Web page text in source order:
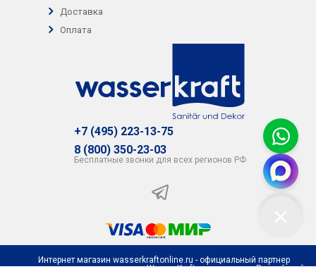
Доставка
Оплата
+7 (495) 223-13-75
8 (800) 350-23-03
Бесплатные звонки для всех регионов РФ
Интернет магазин wasserkraftonline.ru - официальный партнер
представительства компании WasserKraft на территории Российской